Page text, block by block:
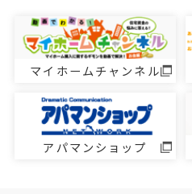
マイホームチャンネル
アパマンショップ